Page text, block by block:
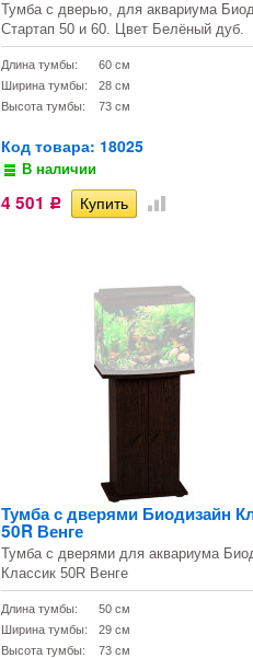
Тумба с дверью, для аквариума
Стартап 50 и 60. Цвет Белёный дуб.
Длина тумбы:
60 см
Ширина тумбы:
28 см
Высота тумбы:
73 см
Код товара: 18025
В наличии
4 501 Р
Тумба с дверями Биодизайн
50R Венге
Тумба с дверями для аквариума
Классик 50R Венге
Длина тумбы:
50 см
Ширина тумбы:
29 см
Высота тумбы:
73 см